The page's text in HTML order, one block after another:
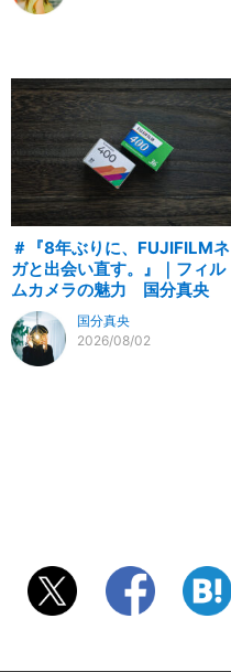
＃『8年ぶりに、FUJIFILMネ
ガと出会い直す。』｜フィル
ムカメラの魅力 国分真央
国分真央
2026/08/02